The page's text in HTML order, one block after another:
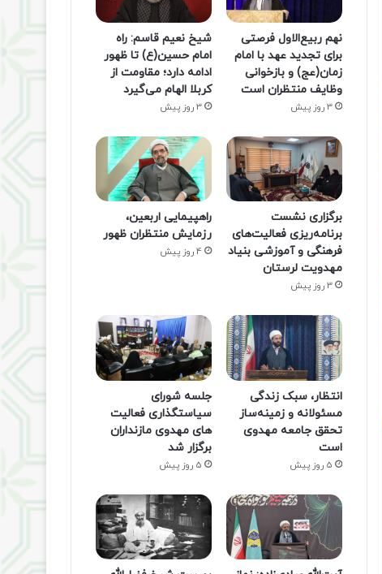
نهم ربیع‌الاول فرصتی
برای تجدید عهد با امام
زمان(عج) و بازخوانی
وظایف منتظران است
3 روز پیش
شیخ نعیم قاسم: راه
امام حسین(ع) تا ظهور
ادامه دارد؛ مقاومت از
کربلا الهام می‌گیرد
3 روز پیش
برگزاری نشست
برنامه‌ریزی فعالیت‌های
فرهنگی و آموزشی بنیاد
مهدویت لرستان
3 روز پیش
راهپیمایی اربعین،
رزمایش منتظران ظهور
4 روز پیش
انتظار، سبک زندگی
مسئولانه و زمینه‌ساز
تحقق جامعه مهدوی
است
5 روز پیش
جلسه شورای
سیاستگذاری فعالیت
های مهدوی مازنداران
برگزار شد
5 روز پیش